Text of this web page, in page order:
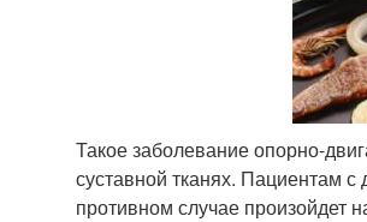
Такое заболевание опорно-
суставной тканях. Пациентам
противном случае произойдет